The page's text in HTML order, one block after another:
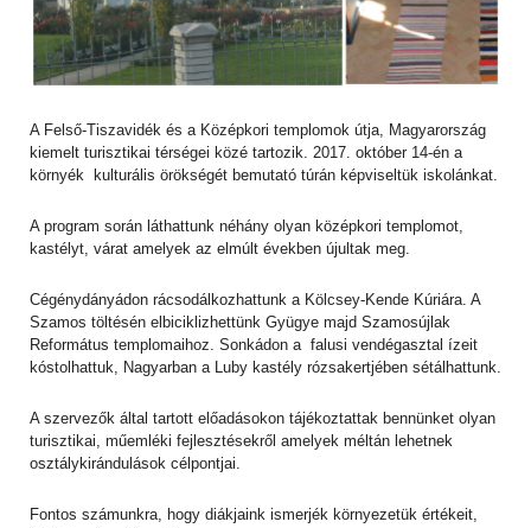
A Felső-Tiszavidék és a Középkori templomok útja, Magyarország
kiemelt turisztikai térségei közé tartozik. 2017. október 14-én a
környék kulturális örökségét bemutató túrán képviseltük iskolánkat.
A program során láthattunk néhány olyan középkori templomot,
kastélyt, várat amelyek az elmúlt években újultak meg.
Cégénydányádon rácsodálkozhattunk a Kölcsey-Kende Kúriára. A
Szamos töltésén elbiciklizhettünk Gyügye majd Szamosújlak
Református templomaihoz. Sonkádon a falusi vendégasztal ízeit
kóstolhattuk, Nagyarban a Luby kastély rózsakertjében sétálhattunk.
A szervezők által tartott előadásokon tájékoztattak bennünket olyan
turisztikai, műemléki fejlesztésekről amelyek méltán lehetnek
osztálykirándulások célpontjai.
Fontos számunkra, hogy diákjaink ismerjék környezetük értékeit,